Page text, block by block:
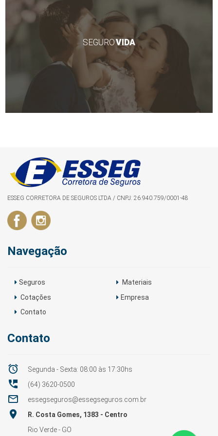
SEGUROVIDA
ESSEG CORRETORA DE SEGUROS LTDA / CNPJ: 26.940.759/0001-48
Navegação
Seguros
Cotações
Contato
Materiais
Empresa
Contato
 Segunda - Sexta: 08:00 às 17:30hs
 (64) 3620-0500
 essegseguros@essegseguros.com.br

R. Costa Gomes, 1383 - Centro
Rio Verde - GO